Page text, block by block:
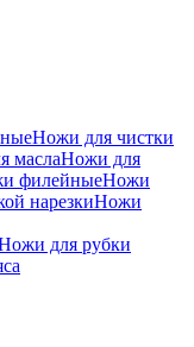
Ножи для чистки
маслаНожи для
филейныеНожи
нарезкиНожи
для рубки